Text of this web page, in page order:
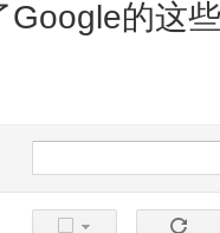
Google的这